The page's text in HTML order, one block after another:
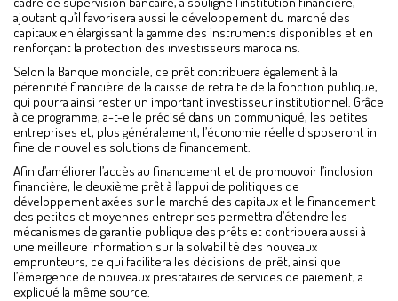
ajoutant qu’il favorisera aussi le développement du marché des
capitaux en élargissant la gamme des instruments disponibles et en
renforçant la protection des investisseurs marocains.
Selon la Banque mondiale, ce prêt contribuera également à la
pérennité financière de la caisse de retraite de la fonction publique,
qui pourra ainsi rester un important investisseur institutionnel. Grâce
à ce programme, a-t-elle précisé dans un communiqué, les petites
entreprises et, plus généralement, l’économie réelle disposeront in
fine de nouvelles solutions de financement.
Afin d’améliorer l’accès au financement et de promouvoir l’inclusion
financière, le deuxième prêt à l’appui de politiques de
développement axées sur le marché des capitaux et le financement
des petites et moyennes entreprises permettra d’étendre les
mécanismes de garantie publique des prêts et contribuera aussi à
une meilleure information sur la solvabilité des nouveaux
emprunteurs, ce qui facilitera les décisions de prêt, ainsi que
l’émergence de nouveaux prestataires de services de paiement, a
expliqué la même source.